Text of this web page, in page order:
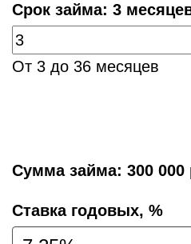
Срок займа: 3
От 3 до 36 месяцев
Сумма займа: 300 000
Cтавка годовых, %